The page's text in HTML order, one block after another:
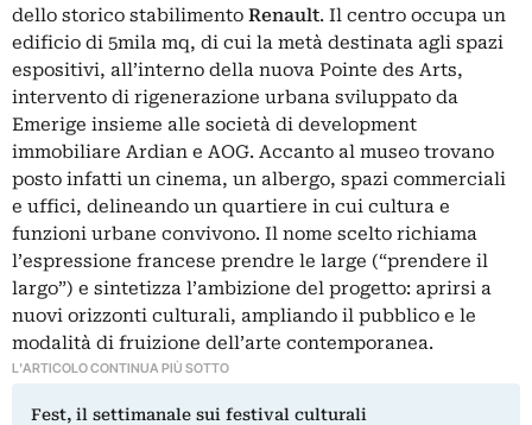
dello storico stabilimento Renault. Il centro occupa un
edificio di 5mila mq, di cui la metà destinata agli spazi
espositivi, all’interno della nuova Pointe des Arts,
intervento di rigenerazione urbana sviluppato da
Emerige insieme alle società di development
immobiliare Ardian e AOG. Accanto al museo trovano
posto infatti un cinema, un albergo, spazi commerciali
e uffici, delineando un quartiere in cui cultura e
funzioni urbane convivono. Il nome scelto richiama
l’espressione francese prendre le large (“prendere il
largo”) e sintetizza l’ambizione del progetto: aprirsi a
nuovi orizzonti culturali, ampliando il pubblico e le
modalità di fruizione dell’arte contemporanea.
L'ARTICOLO CONTINUA PIÙ SOTTO
Fest, il settimanale sui festival culturali